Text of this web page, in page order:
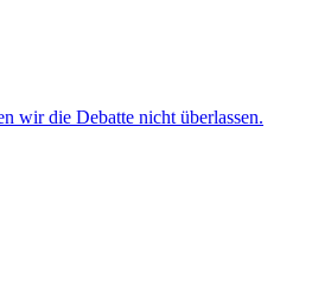
wir die Debatte nicht überlassen.